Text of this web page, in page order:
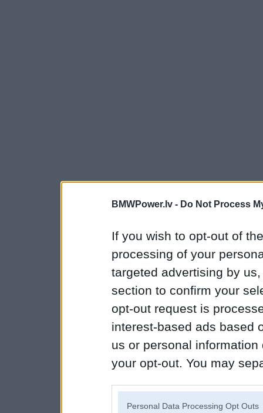
BMWPower.lv - Do Not Process
If you wish to opt-out of
processing of your
targeted advertising by
section to confirm your
opt-out request is
interest-based ads based
us or personal
your opt-out. You may
Personal Data Processing Opt Outs